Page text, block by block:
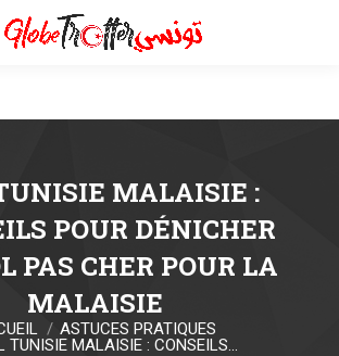
MALAISIE :
POUR DÉNICHER
PAS CHER POUR LA
MALAISIE
ASTUCES PRATIQUES
TUNISIE MALAISIE : CONSEILS…